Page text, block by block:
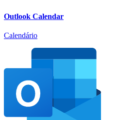
Outlook Calendar
Calendário